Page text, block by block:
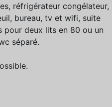
réfrigérateur congélateur,
bureau, tv et wifi, suite
pour deux lits en 80 ou un
séparé.